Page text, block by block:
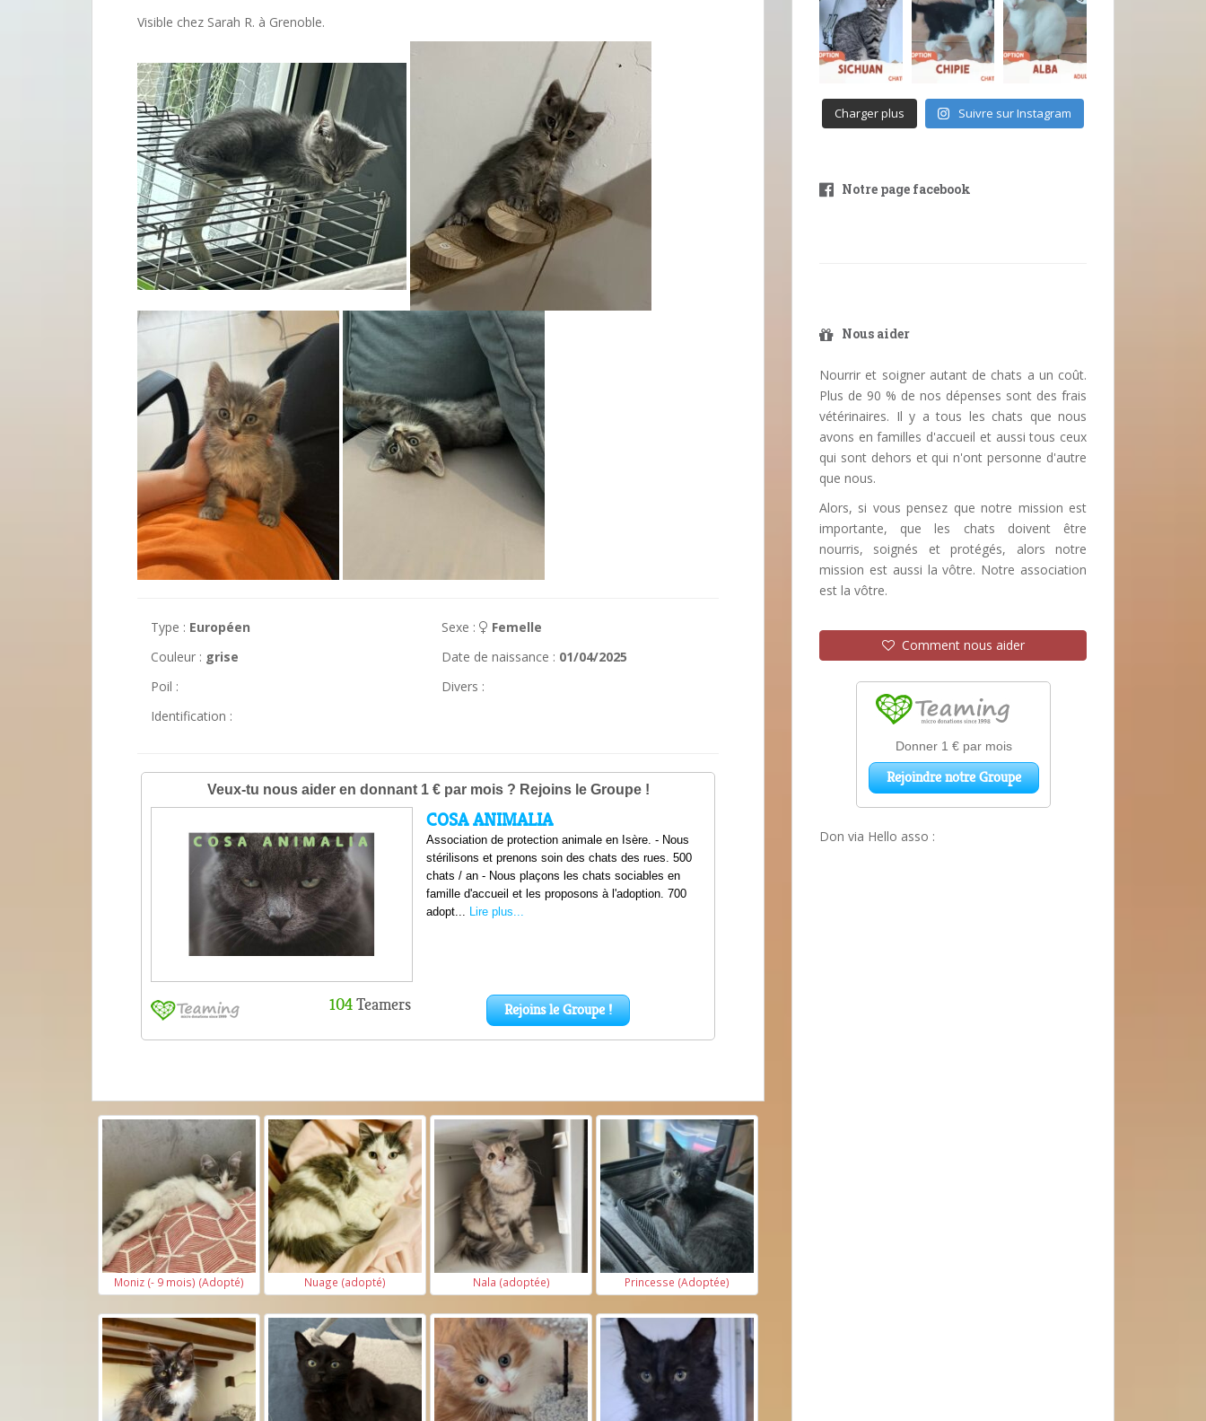
Visible chez Sarah R. à Grenoble.
Type : Européen
Couleur : grise
Poil :
Identification :
Sexe :
Femelle
Date de naissance : 01/04/2025
Divers :
Moniz (- 9 mois) (Adopté) Nuage (adopté) Nala (adoptée) Princesse (Adoptée)
Charger plus Suivre sur Instagram
Notre page facebook
Nous aider
Nourrir et soigner autant de chats a un coût.
Plus de 90 % de nos dépenses sont des frais
vétérinaires. Il y a tous les chats que nous
avons en familles d'accueil et aussi tous ceux
qui sont dehors et qui n'ont personne d'autre
que nous.
Alors, si vous pensez que notre mission est
importante, que les chats doivent être
nourris, soignés et protégés, alors notre
mission est aussi la vôtre. Notre association
est la vôtre.
Comment nous aider
Don via Hello asso :